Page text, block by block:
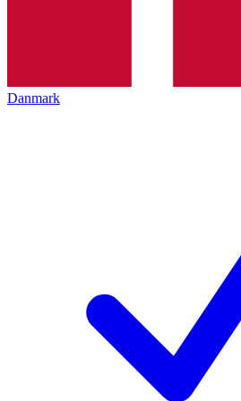
Danmark